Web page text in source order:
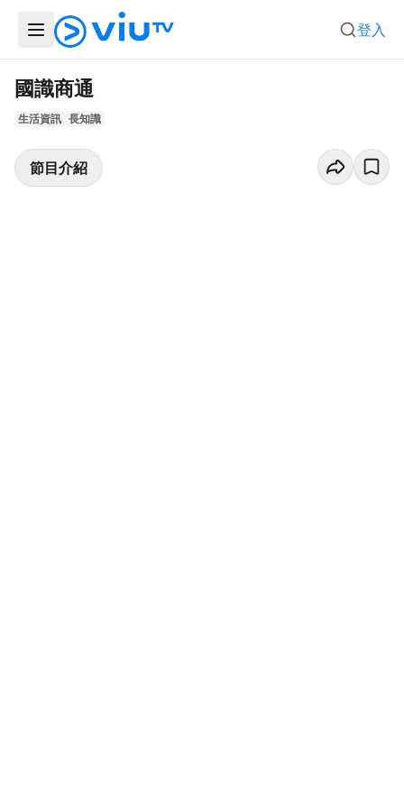
登入
國識商通
生活資訊 長知識
節目介紹